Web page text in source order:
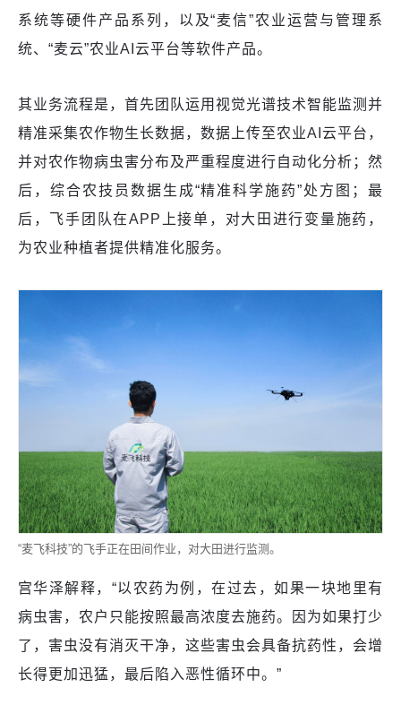
系统等硬件产品系列，以及“麦信”农业运营与管理系
统、“麦云”农业AI云平台等软件产品。
其业务流程是，首先团队运用视觉光谱技术智能监测并
精准采集农作物生长数据，数据上传至农业AI云平台，
并对农作物病虫害分布及严重程度进行自动化分析；然
后，综合农技员数据生成“精准科学施药”处方图；最
后，飞手团队在APP上接单，对大田进行变量施药，
为农业种植者提供精准化服务。
“麦飞科技”的飞手正在田间作业，对大田进行监测。
宫华泽解释，“以农药为例，在过去，如果一块地里有
病虫害，农户只能按照最高浓度去施药。因为如果打少
了，害虫没有消灭干净，这些害虫会具备抗药性，会增
长得更加迅猛，最后陷入恶性循环中。”